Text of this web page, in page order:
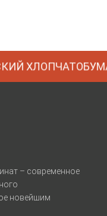
– современное
новейшим